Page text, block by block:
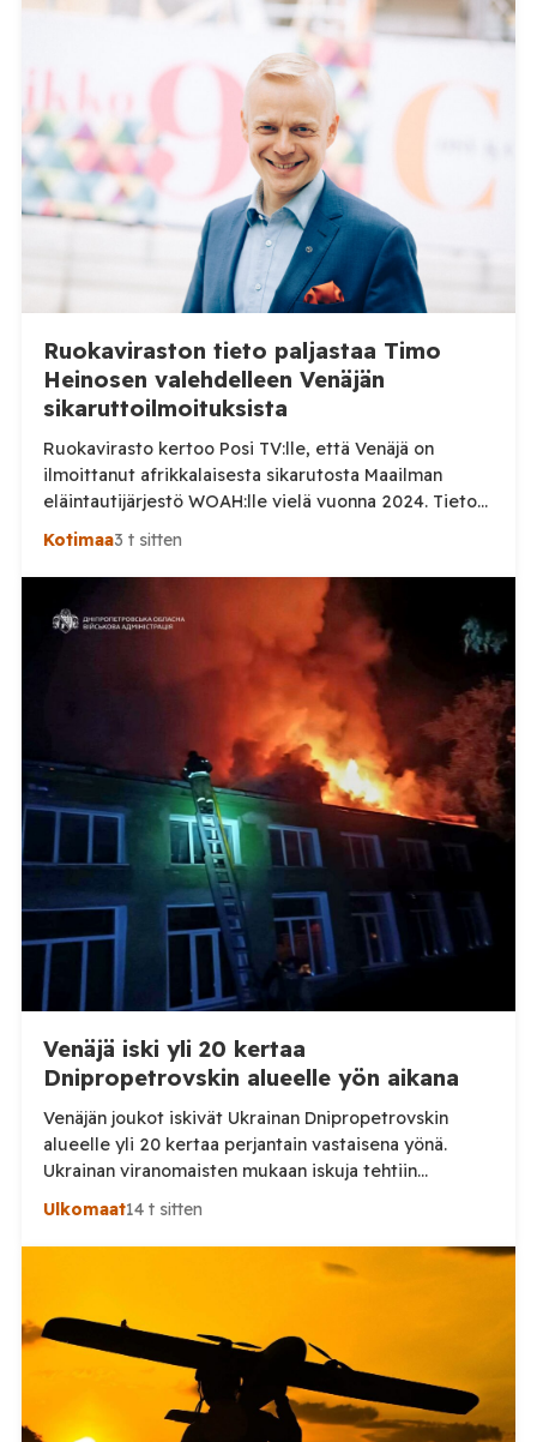
Ruokaviraston tieto paljastaa Timo
Heinosen valehdelleen Venäjän
sikaruttoilmoituksista
Ruokavirasto kertoo Posi TV:lle, että Venäjä on
ilmoittanut afrikkalaisesta sikarutosta Maailman
eläintautijärjestö WOAH:lle vielä vuonna 2024. Tieto
haastaa kokoomuksen kansanedustaja Timo Heinosen
sikaruttoilmoituksista. Suomi on puolestaan
ilmoittanut tuoreesta Virolahden tapauksesta sekä
WOAH:n kautta että suoraan Venäjän
eläinlääkintäviranomaisille. Ruokavirasto kertoi Posi
TV:lle tarkempia tietoja Suomen ensimmäisestä
afrikkalaisen sikaruton tapauksesta sekä
eläintautitietojen vaihdosta […]
Kotimaa3 t sitten
Venäjä iski yli 20 kertaa
Dnipropetrovskin alueelle yön aikana
Venäjän joukot iskivät Ukrainan Dnipropetrovskin
alueelle yli 20 kertaa perjantain vastaisena yönä.
Ukrainan viranomaisten mukaan iskuja tehtiin
drooneilla ja tykistöllä viidelle eri alueelle.
alueellisen sotilashallinnon johtaja Oleksandr Hanzha
kertoi perjantaiaamuna 7. elokuuta julkaisemassaan
hyökkäsivät yön aikana yli 20 kertaa viidelle alueelle.
Nikopolin alueella iskuja kohdistui Nikopolin
kaupunkiin sekä […]
Ulkomaat14 t sitten